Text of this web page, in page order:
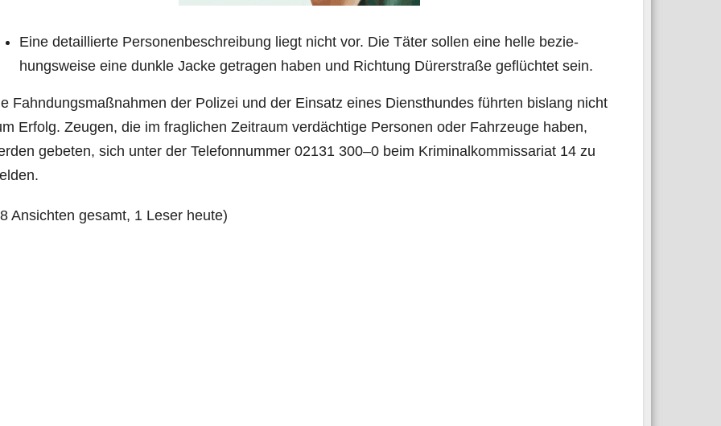
Eine detail­lier­te Per­so­nen­be­schrei­bung liegt nicht vor. Die Täter sol­len eine hel­le bezie­
hungs­wei­se eine dunk­le Jacke getra­gen haben und Rich­tung Dürer­stra­ße geflüch­tet sein.
Fahn­dungs­maß­nah­men der Poli­zei und der Ein­satz eines Dienst­hun­des führ­ten bis­lang nicht
Erfolg. Zeu­gen, die im frag­li­chen Zeit­raum ver­däch­ti­ge Per­so­nen oder Fahr­zeu­ge haben,
gebe­ten, sich unter der Tele­fon­num­mer 02131 300–0 beim Kri­mi­nal­kom­mis­sa­ri­at 14 zu
Ansich­ten gesamt, 1 Leser heute)